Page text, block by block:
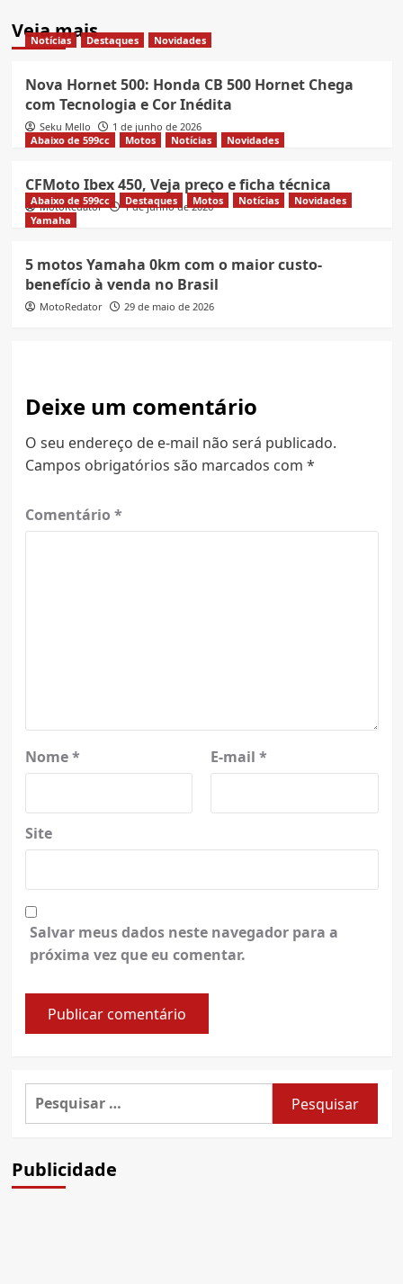
Veja mais
Notícias Destaques Novidades
Nova Hornet 500: Honda CB 500 Hornet Chega
com Tecnologia e Cor Inédita
Seku Mello
1 de junho de 2026
Abaixo de 599cc
Motos Notícias Novidades
CFMoto Ibex 450, Veja preço e ficha técnica
MotoRedator 1 de junho de 2026
Abaixo de 599cc Destaques Motos Notícias
Novidades
Yamaha
5 motos Yamaha 0km com o maior custo-
benefício à venda no Brasil
MotoRedator 29 de maio de 2026
Deixe um comentário
O seu endereço de e-mail não será publicado.
Campos obrigatórios são marcados com *
Comentário *
Nome* E-mail *
Site
Salvar meus dados neste navegador para a
próxima vez que eu comentar.
Pesquisar
Publicidade